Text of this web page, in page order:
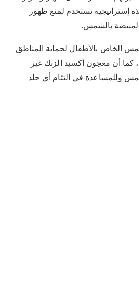
إستراتيجية تستخدم لمنع ظهور
بالشمس.
الخاص بالأطفال لحماية المناطق
أن معجون أكسيد الزنك غير
وللمساعدة في التئام أي جلد